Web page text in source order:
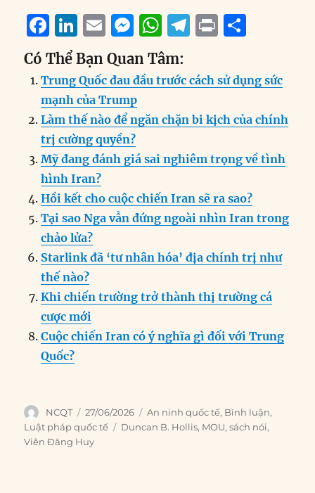
F
a
c
e
b
o
o
k
Li
n
k
e
d
I
n
E
m
ai
l
M
ss
e
n
g
er
W
h
at
s
A
p
T
e
g
r
m
P
n
t
re
Có Thể Bạn Quan Tâm:
Trung Quốc đau đầu trước cách sử dụng sức
mạnh của Trump
Làm thế nào để ngăn chặn bi kịch của chính
trị cường quyền?
Mỹ đang đánh giá sai nghiêm trọng về tình
hình Iran?
Hồi kết cho cuộc chiến Iran sẽ ra sao?
Tại sao Nga vẫn đứng ngoài nhìn Iran trong
chảo lửa?
Starlink đã ‘tư nhân hóa’ địa chính trị như
thế nào?
Khi chiến trường trở thành thị trường cá
cược mới
Cuộc chiến Iran có ý nghĩa gì đối với Trung
Quốc?
Author
NCQT
Posted
on
27/06/2026 Categories
An ninh quốc tế, Bình luận,
Luật pháp quốc tế
Tags
Duncan B. Hollis, MOU,sách nói,
Viên Đăng Huy